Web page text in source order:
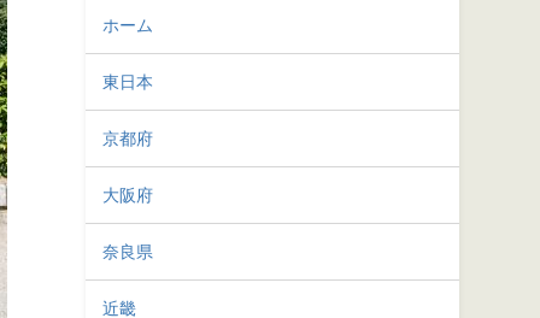
ホーム
東日本
京都府
大阪府
奈良県
近畿